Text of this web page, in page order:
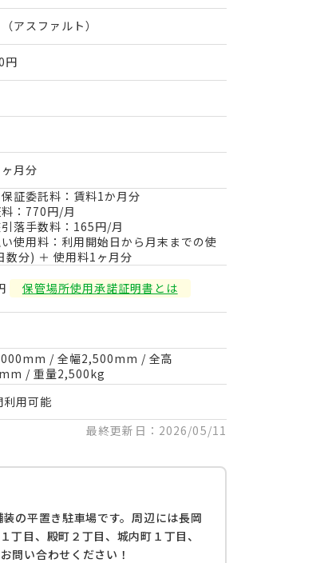
アスファルト）
円
月分
保証委託料：賃料1か月分
料：770円/月
引落手数料：165円/月
い使用料：利用開始日から月末までの使
数分) ＋ 使用料1ヶ月分
保管場所使用承諾証明書とは
/ 全幅2,500mm / 全高
/ 重量2,500kg
利用可能
最終更新日：2026/05/11
の平置き駐車場です。周辺には長岡
目、殿町２丁目、城内町１丁目、
問い合わせください！